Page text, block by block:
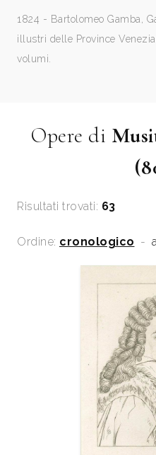
1824 - Bartolomeo Gamba,
illustri delle Province
volumi.
Opere di
Risultati trovati: 63
Ordine: cronologico -